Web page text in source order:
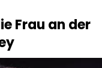
Frau an der